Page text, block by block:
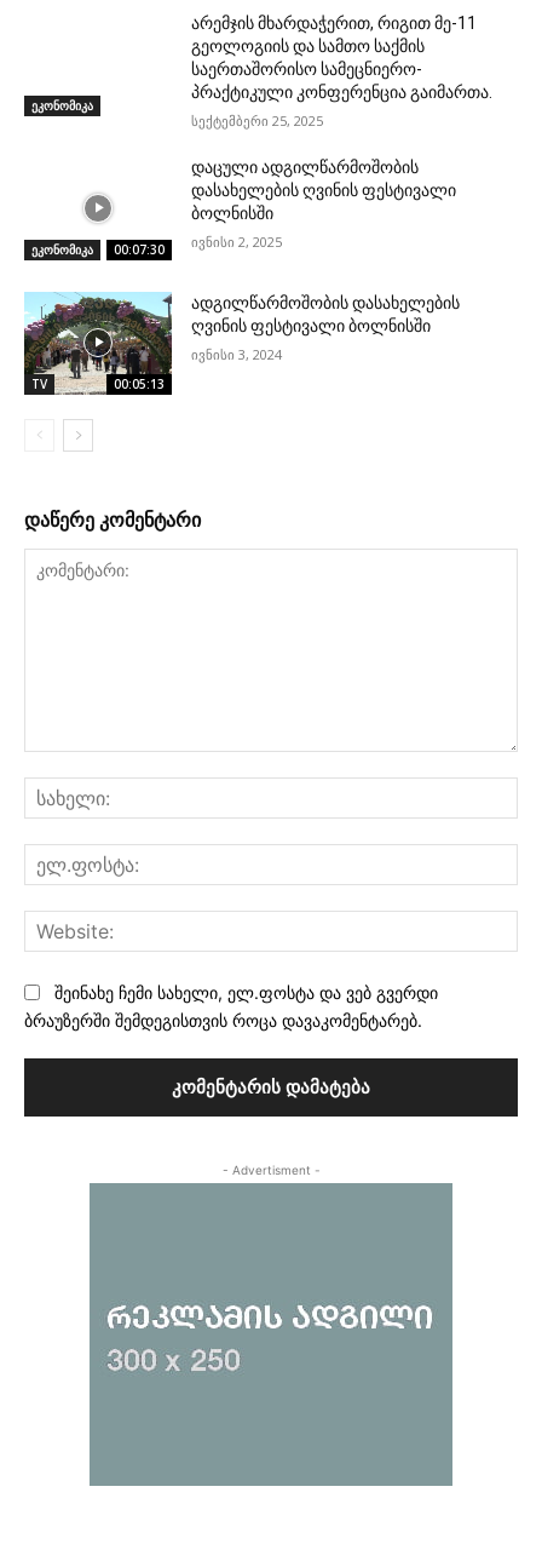
ეკონომიკა
არემჯის მხარდაჭერით, რიგით მე-11
გეოლოგიის და სამთო საქმის
საერთაშორისო სამეცნიერო-
პრაქტიკული კონფერენცია გაიმართა.
სექტემბერი 25, 2025
ეკონომიკა 00:07:30
დაცული ადგილწარმოშობის
დასახელების ღვინის ფესტივალი
ბოლნისში
ივნისი 2, 2025
TV 00:05:13
ადგილწარმოშობის დასახელების
ღვინის ფესტივალი ბოლნისში
ივნისი 3, 2024
დაწერე კომენტარი
შეინახე ჩემი სახელი, ელ.ფოსტა და ვებ გვერდი
ბრაუზერში შემდეგისთვის როცა დავაკომენტარებ.
- Advertisment -